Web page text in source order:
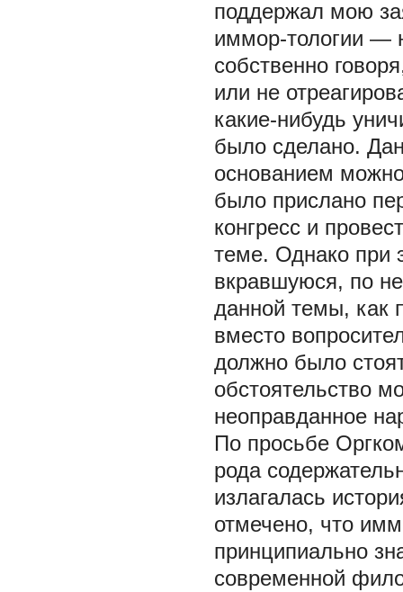
поддержал мою
иммор-тологии —
собственно
или не
какие-нибудь
было сделано.
основанием
было прислано
конгресс и
теме. Однако при
вкравшуюся, по
данной темы, как
вместо
должно было
обстоятельство
неоправданное
По просьбе
рода
излагалась
отмечено, что
принципиально
современной